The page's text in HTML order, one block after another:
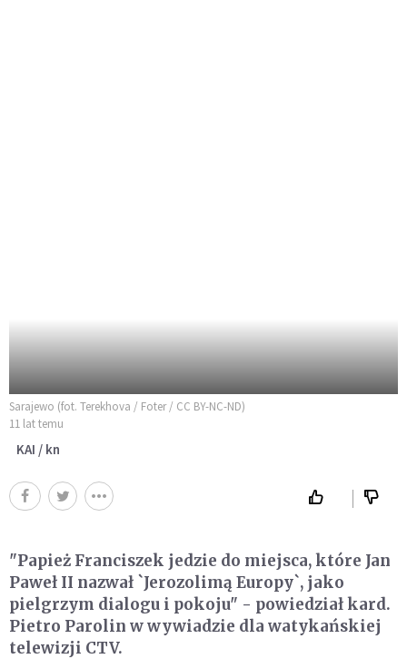
Sarajewo (fot. Terekhova / Foter / CC BY-NC-ND)
11 lat temu
KAI / kn
"Papież Franciszek jedzie do miejsca, które Jan
Paweł II nazwał `Jerozolimą Europy`, jako
pielgrzym dialogu i pokoju" - powiedział kard.
Pietro Parolin w wywiadzie dla watykańskiej
telewizji CTV.